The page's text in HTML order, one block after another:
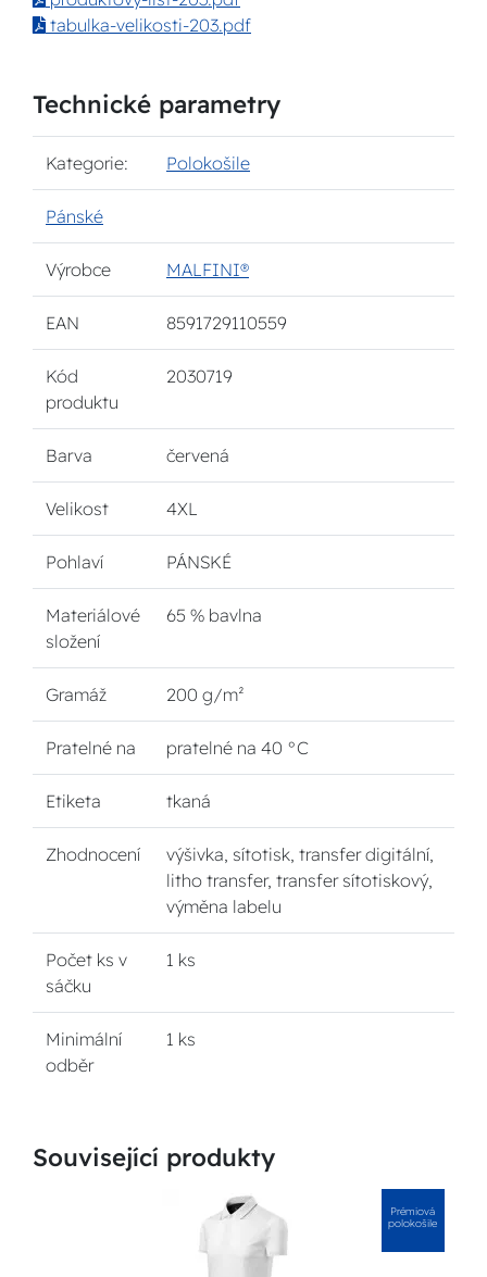
tabulka-velikosti-203.pdf
Technické parametry
Kategorie: Polokošile
Pánské
Výrobce MALFINI®
EAN 8591729110559
Kód
produktu
2030719
Barva červená
Velikost 4XL
Pohlaví PÁNSKÉ
Materiálové
složení
65 % bavlna
Gramáž 200 g/m²
Pratelné na pratelné na 40 °C
Etiketa tkaná
Zhodnocení
výšivka, sítotisk, transfer digitální,
litho transfer, transfer sítotiskový,
výměna labelu
Počet ks v
sáčku
1 ks
Minimální
odběr
1 ks
Související produkty
Prémiová
polokošile